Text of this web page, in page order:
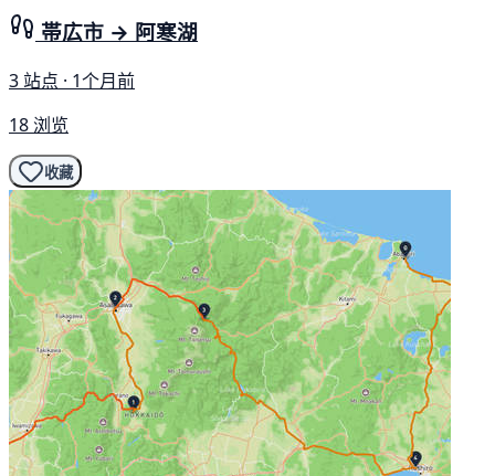
帯広市 → 阿寒湖
3 站点 · 1个月前
18 浏览
收藏